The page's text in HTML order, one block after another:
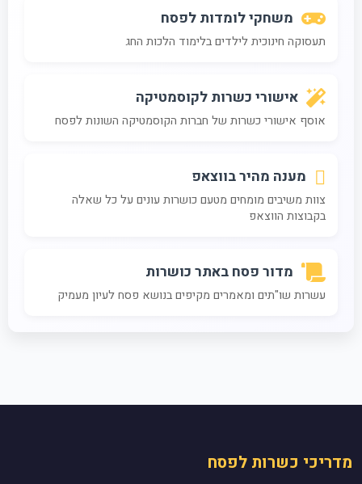
משחקי לומדות לפסח
תעסוקה חינוכית לילדים בלימוד הלכות החג
אישורי כשרות לקוסמטיקה
אוסף אישורי כשרות של חברות הקוסמטיקה השונות לפסח
מענה מהיר בווצאפ
צוות משיבים מומחים מטעם כושרות עונים על כל שאלה
בקבוצות הווצאפ
מדור פסח באתר כושרות
עשרות שו"תים ומאמרים מקיפים בנושא פסח לעיון מעמיק
מדריכי כשרות לפסח